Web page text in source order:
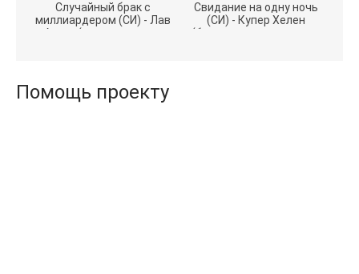
Случайный брак с
миллиардером (СИ) - Лав
Агата (полная версия
Свидание на одну ночь
(СИ) - Купер Хелен
(бесплатные серии книг
Помощь проекту